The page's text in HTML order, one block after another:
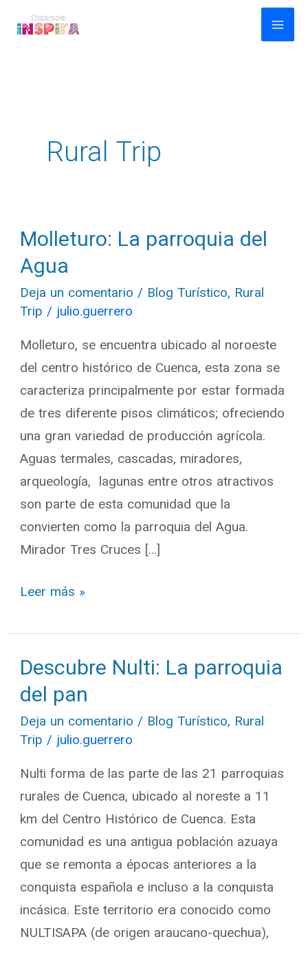
Rural Trip
Molleturo: La parroquia del
Agua
Deja un comentario / Blog Turístico, Rural
Trip / julio.guerrero
Molleturo, se encuentra ubicado al noroeste
del centro histórico de Cuenca, esta zona se
caracteriza principalmente por estar formada
de tres diferente pisos climáticos; ofreciendo
una gran variedad de producción agrícola.
Aguas termales, cascadas, miradores,
arqueología, lagunas entre otros atractivos
son parte de esta comunidad que la
convierten como la parroquia del Agua.
Mirador Tres Cruces […]
Molleturo:
La
parroquia
del
Leer más »
Descubre Nulti: La parroquia
del pan
Deja un comentario / Blog Turístico, Rural
Trip / julio.guerrero
Nulti forma de las parte de las 21 parroquias
rurales de Cuenca, ubicado al noreste a 11
km del Centro Histórico de Cuenca. Esta
comunidad es una antigua población azuaya
que se remonta a épocas anteriores a la
conquista española e incluso a la conquista
incásica. Este territorio era conocido como
NULTISAPA (de origen araucano-quechua),
Descubre
Nulti:
parroquia
pan